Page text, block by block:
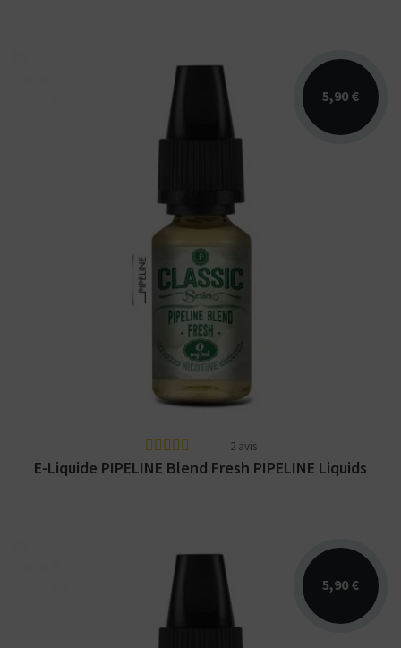
5,90 €
Arômes : blond, vanille, noix, menthol.
PIPELINE Classic Series. Disponible en 10ml
2 avis
E-Liquide PIPELINE Blend Fresh PIPELINE Liquids
5,90 €